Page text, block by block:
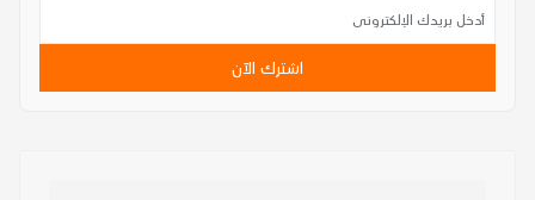
اشترك الآن